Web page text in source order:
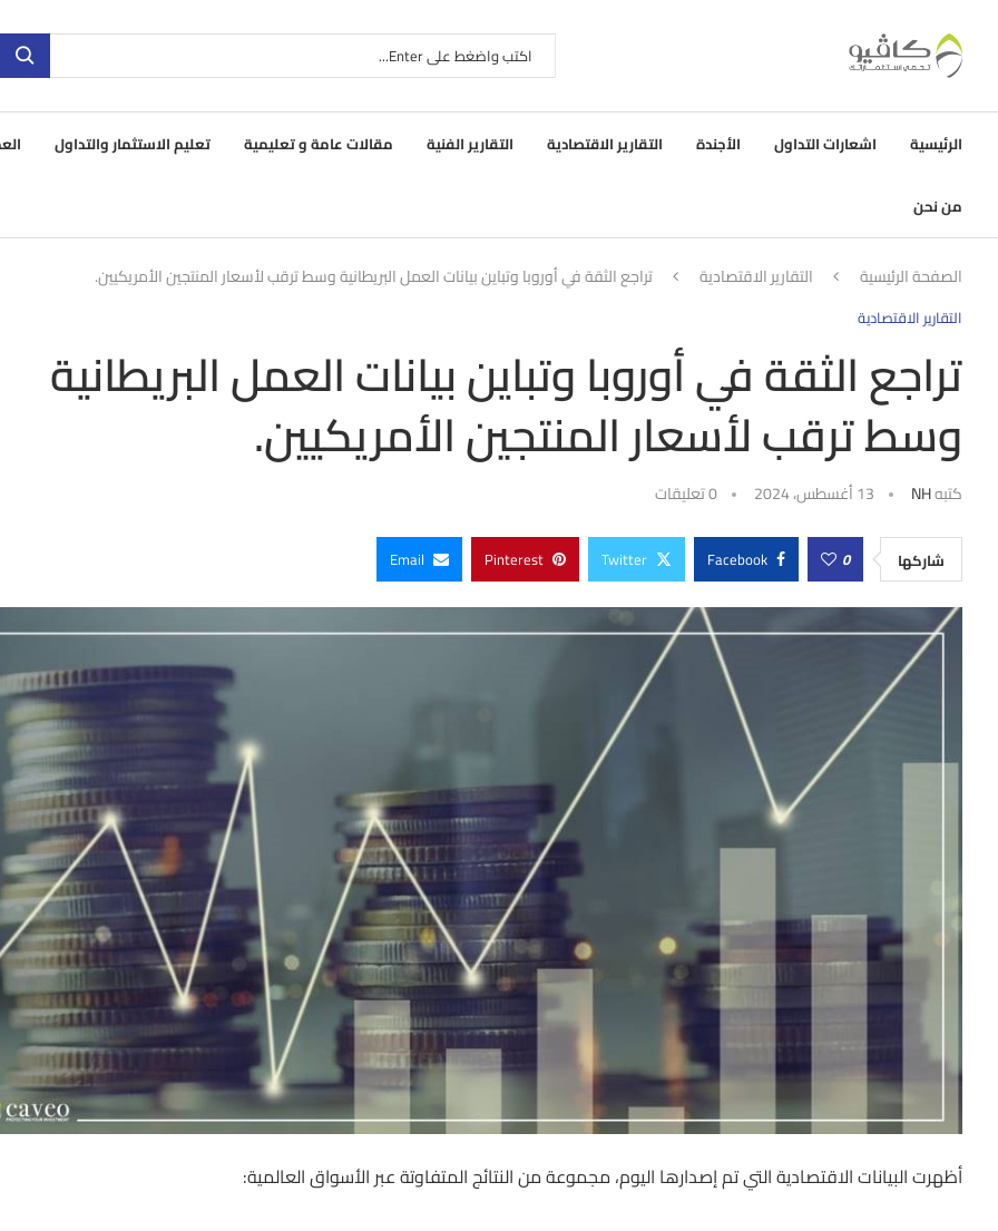
الرئيسية اشعارات التداول الأجندة التقارير الاقتصادية التقارير الفنية مقالات عامة و تعليمية تعليم الاستثمار والتداول
من نحن
الصفحة الرئيسية التقارير الاقتصادية تراجع الثقة في أوروبا وتباين بيانات العمل البريطانية وسط ترقب لأسعار المنتجين الأمريكيين.
التقارير الاقتصادية
تراجع الثقة في أوروبا وتباين بيانات العمل البريطانية
وسط ترقب لأسعار المنتجين الأمريكيين.
كتبهNH 13 أغسطس، 2024 0 تعليقات
شاركها 0
Facebook
Twitter
Pinterest
Email
أظهرت البيانات الاقتصادية التي تم إصدارها اليوم، مجموعة من النتائج المتفاوتة عبر الأسواق العالمية: